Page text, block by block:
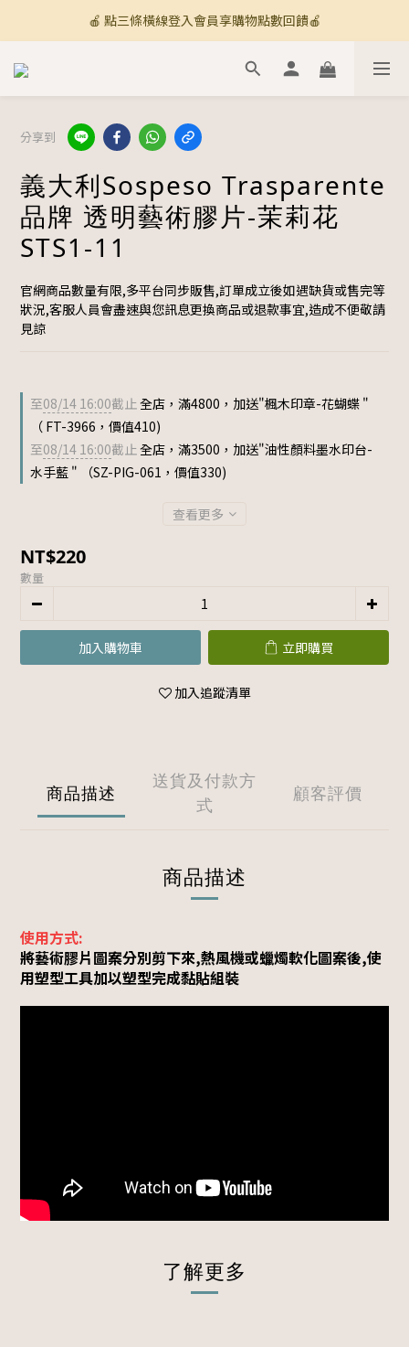
🚚 全館滿800免運 🚚
🍎 點三條橫線登入會員享購物點數回饋🍎
新加入會員💡獲得購物金100
分享到
義大利Sospeso Trasparente
品牌 透明藝術膠片-茉莉花
STS1-11
官網商品數量有限,多平台同步販售,訂單成立後如遇缺貨或售完等
狀況,客服人員會盡速與您訊息更換商品或退款事宜,造成不便敬請
見諒
至08/14 16:00截止全店，滿4800，加送"楓木印章-花蝴蝶 "
（ FT-3966，價值410)
至08/14 16:00截止全店，滿3500，加送"油性顏料墨水印台-
水手藍 " （SZ-PIG-061，價值330)
查看更多
NT$220
數量
加入購物車 立即購買
加入追蹤清單
商品描述
送貨及付款方
式
顧客評價
商品描述
使用方式:
將藝術膠片圖案分別剪下來,熱風機或蠟燭軟化圖案後,使
用塑型工具加以塑型完成黏貼組裝
了解更多